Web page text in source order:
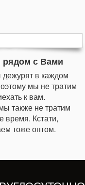
с Вами
в каждом
мы не тратим
к вам.
также не тратим
время. Кстати,
тоже оптом.